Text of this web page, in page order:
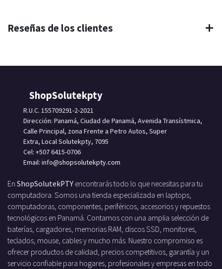
Reseñas de los clientes
ShopSolutekpty
R.U.C. 155709291-2-2021
Dirección: Panamá, Ciudad de Panamá, Avenida Transístmica,
Calle Principal, zona Frente a Petro Autos, Super
Extra, Local Solutekpty, 7095
Cel: +507 6415-0706
Email: info@shopsolutekpty.com
En ShopSolutekPTY encontrarás todo lo que necesitas para tu
computadora. Somos una tienda especializada en laptops,
computadoras, componentes, periféricos, accesorios y repuestos
tecnológicos en Panamá. Contamos con una amplia selección de
baterías, cargadores, memorias RAM, discos SSD, monitores,
teclados, mouse, cables y mucho más. Nuestro compromiso es
ofrecer productos de calidad, precios competitivos, garantía y un
servicio confiable para hogares, profesionales y empresas en todo